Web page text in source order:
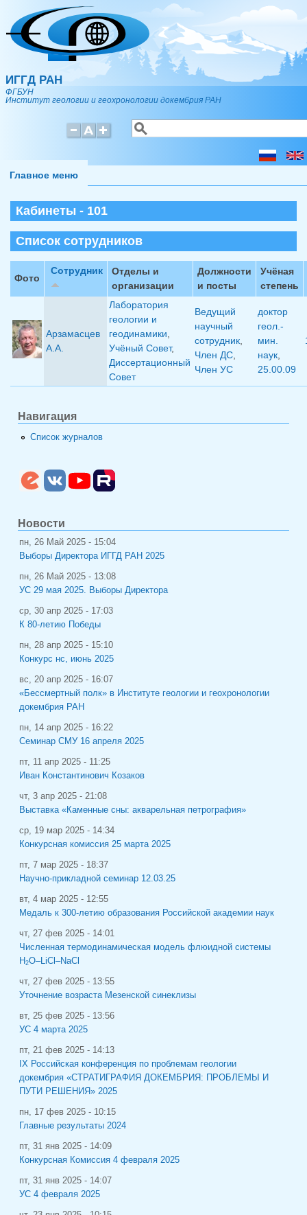
Перейти к основному содержанию
ИГГД РАН
ФГБУН
Институт геологии и геохронологии докембрия РАН
Форма поиска
Поиск
Главное меню
Кабинеты - 101
Список сотрудников
Фото
Сотрудник
Отделы и
организации
Должности
и посты
Учёная
степень
Арзамасцев
А.А.
Лаборатория
геологии и
геодинамики,
Учёный Совет,
Диссертационный
Совет
Ведущий
научный
сотрудник,
Член ДС,
Член УС
доктор
геол.-
мин.
наук,
25.00.09
Навигация
Список журналов
Новости
пн, 26 Май 2025 - 15:04
Выборы Директора ИГГД РАН 2025
пн, 26 Май 2025 - 13:08
УС 29 мая 2025. Выборы Директора
ср, 30 апр 2025 - 17:03
К 80-летию Победы
пн, 28 апр 2025 - 15:10
Конкурс нс, июнь 2025
вс, 20 апр 2025 - 16:07
«Бессмертный полк» в Институте геологии и геохронологии
докембрия РАН
пн, 14 апр 2025 - 16:22
Семинар СМУ 16 апреля 2025
пт, 11 апр 2025 - 11:25
Иван Константинович Козаков
чт, 3 апр 2025 - 21:08
Выставка «Каменные сны: акварельная петрография»
ср, 19 мар 2025 - 14:34
Конкурсная комиссия 25 марта 2025
пт, 7 мар 2025 - 18:37
Научно-прикладной семинар 12.03.25
вт, 4 мар 2025 - 12:55
Медаль к 300-летию образования Российской академии наук
чт, 27 фев 2025 - 14:01
Численная термодинамическая модель флюидной системы
H2O–LiCl–NaCl
чт, 27 фев 2025 - 13:55
Уточнение возраста Мезенской синеклизы
вт, 25 фев 2025 - 13:56
УС 4 марта 2025
пт, 21 фев 2025 - 14:13
IХ Российская конференция по проблемам геологии
докембрия «СТРАТИГРАФИЯ ДОКЕМБРИЯ: ПРОБЛЕМЫ И
ПУТИ РЕШЕНИЯ» 2025
пн, 17 фев 2025 - 10:15
Главные результаты 2024
пт, 31 янв 2025 - 14:09
Конкурсная Комиссия 4 февраля 2025
пт, 31 янв 2025 - 14:07
УС 4 февраля 2025